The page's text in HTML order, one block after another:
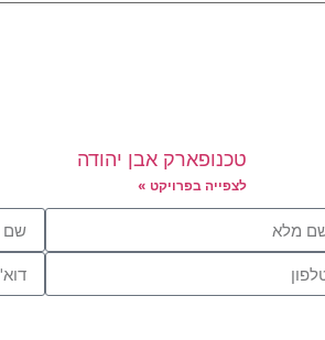
טכנופארק אבן יהודה
לצפייה בפרויקט »